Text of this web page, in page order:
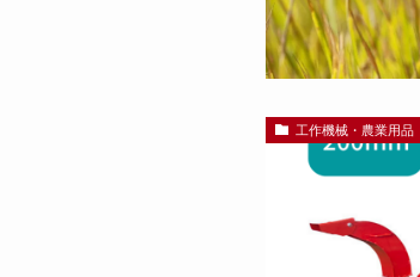
工作機械・農業用品